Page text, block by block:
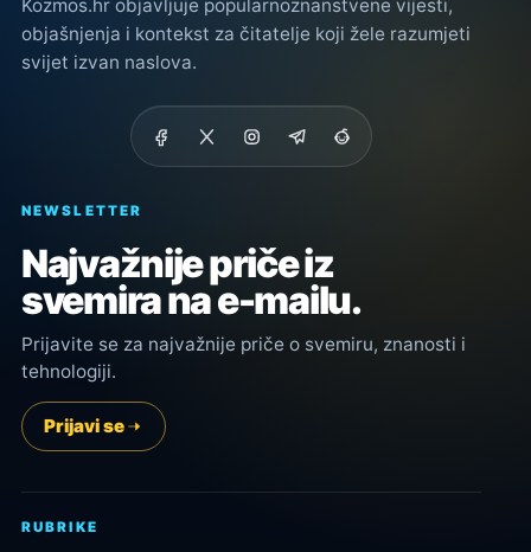
Kozmos.hr objavljuje popularnoznanstvene vijesti,
objašnjenja i kontekst za čitatelje koji žele razumjeti
svijet izvan naslova.
NEWSLETTER
Najvažnije priče iz
svemira na e-mailu.
Prijavite se za najvažnije priče o svemiru, znanosti i
tehnologiji.
Prijavi se
RUBRIKE